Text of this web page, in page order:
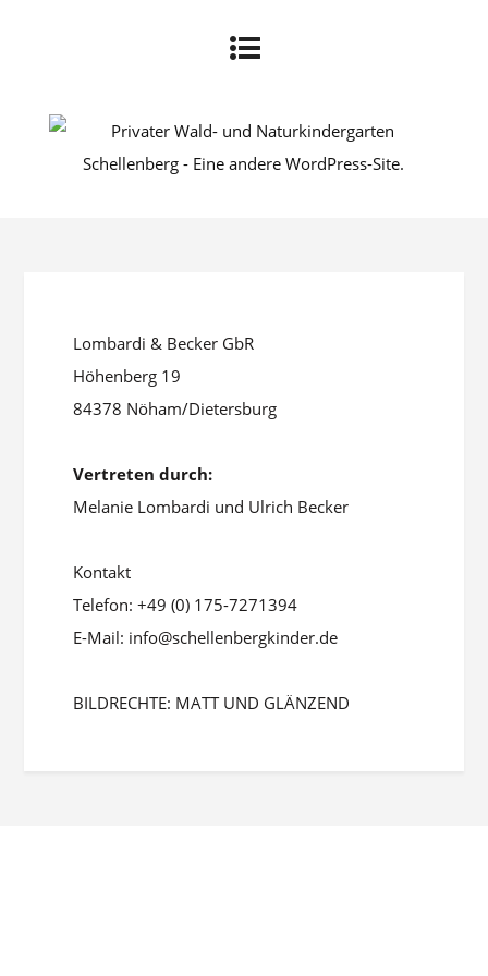
Lombardi & Becker GbR
Höhenberg 19
84378 Nöham/Dietersburg
Vertreten durch:
Melanie Lombardi und Ulrich Becker
Kontakt
Telefon: +49 (0) 175-7271394
E-Mail: info@schellenbergkinder.de
BILDRECHTE: MATT UND GLÄNZEND